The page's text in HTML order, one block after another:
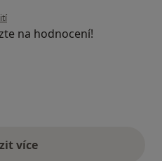
Váš účet byl odstraněn
na hodnocení!
více
výše uvedené názory